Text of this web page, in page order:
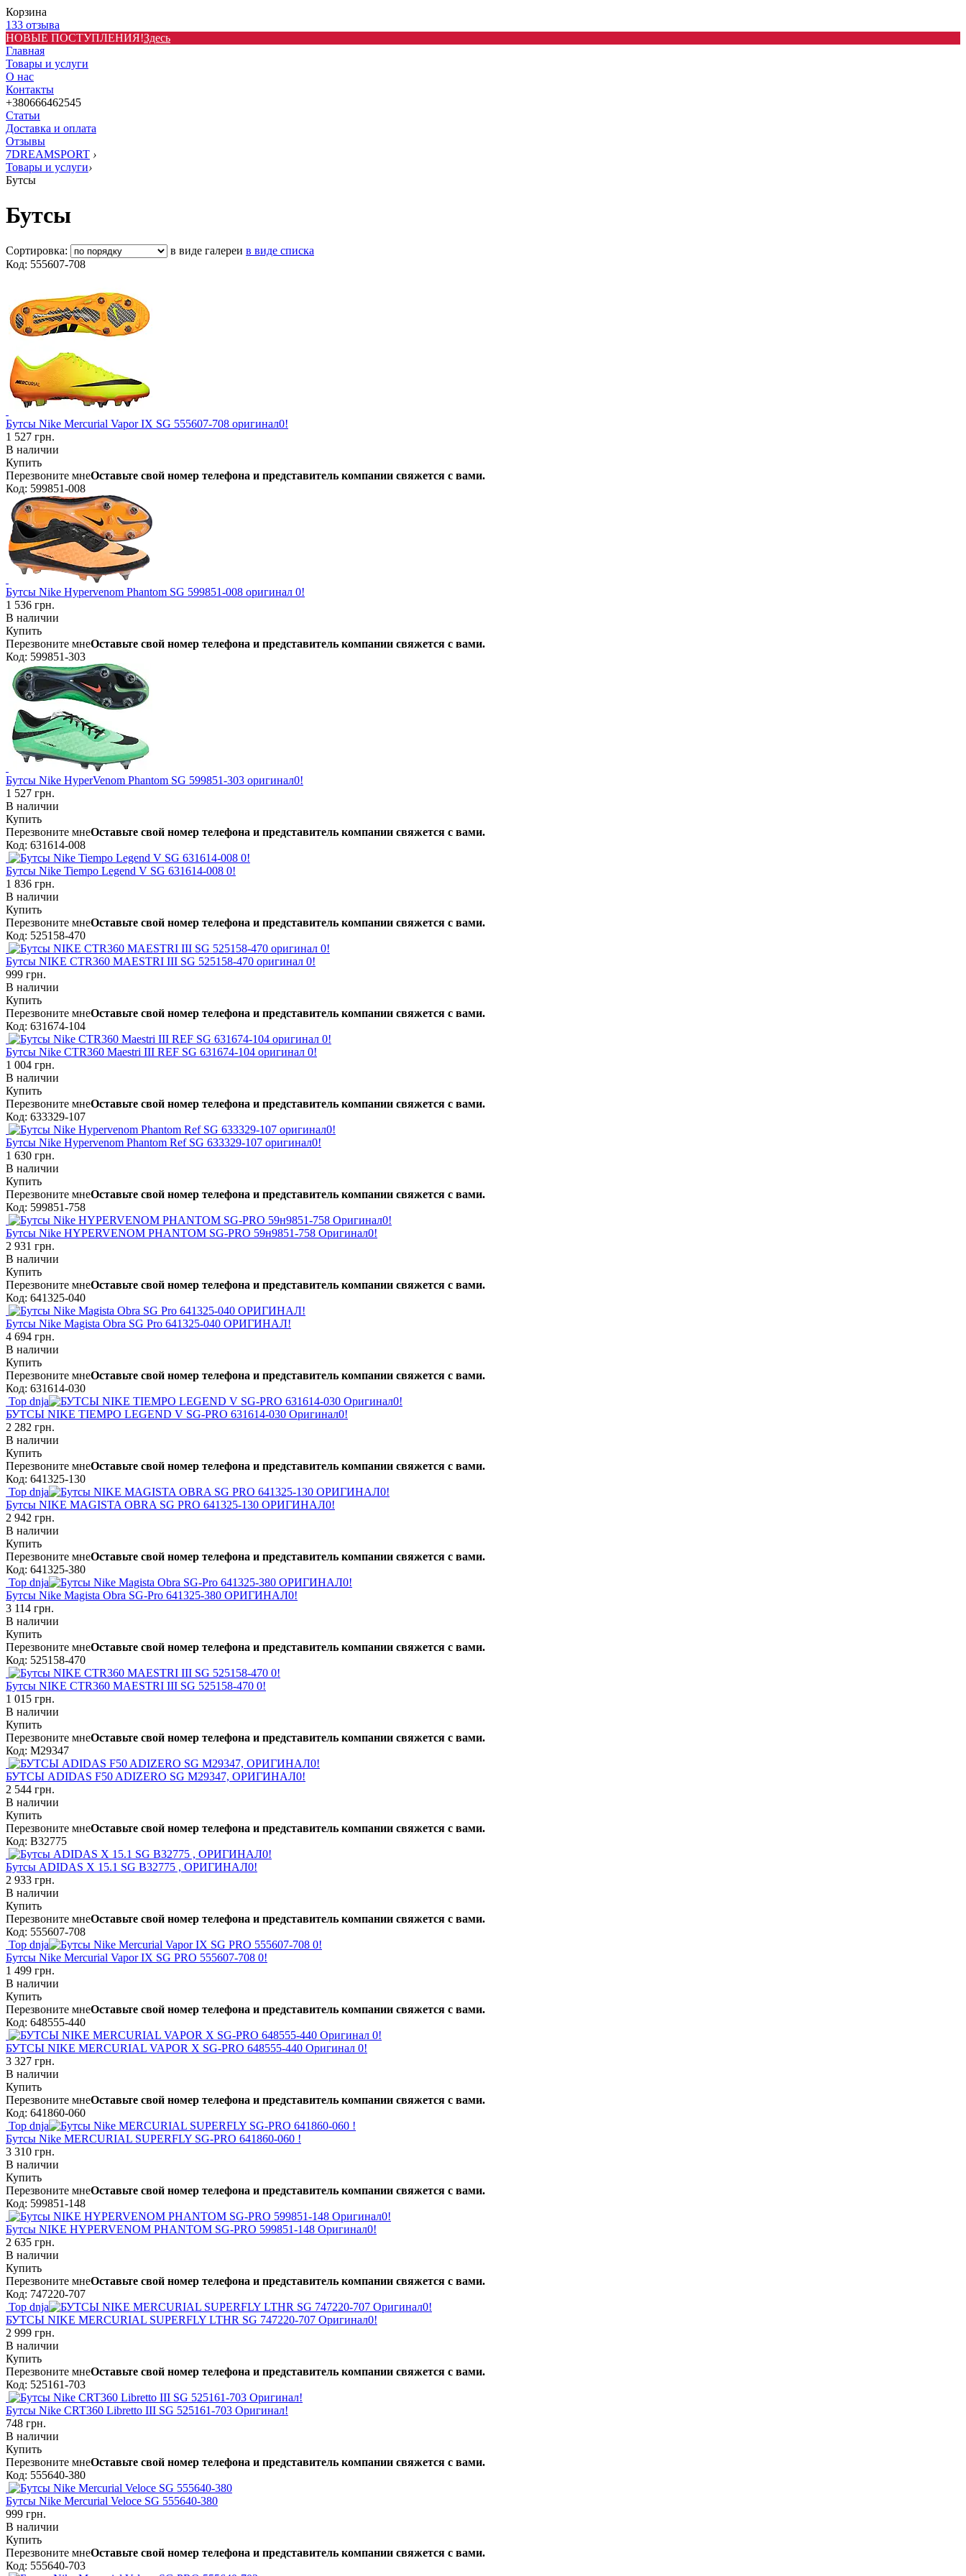
Корзина
133 отзыва
НОВЫЕ ПОСТУПЛЕНИЯ!Здесь
Главная
Товары и услуги
О нас
Контакты
+380666462545
Статьи
Доставка и оплата
Отзывы
7DREAMSPORT ›
Товары и услуги›
Бутсы
Бутсы
Сортировка: в виде галереи в виде списка
Код: 555607-708
Бутсы Nike Mercurial Vapor IX SG 555607-708 оригинал0!
1 527 грн.
В наличии
Купить
Перезвоните мнеОставьте свой номер телефона и представитель компании свяжется с вами.
Код: 599851-008
Бутсы Nike Hypervenom Phantom SG 599851-008 оригинал 0!
1 536 грн.
В наличии
Купить
Перезвоните мнеОставьте свой номер телефона и представитель компании свяжется с вами.
Код: 599851-303
Бутсы Nike HyperVenom Phantom SG 599851-303 оригинал0!
1 527 грн.
В наличии
Купить
Перезвоните мнеОставьте свой номер телефона и представитель компании свяжется с вами.
Код: 631614-008
Бутсы Nike Tiempo Legend V SG 631614-008 0!
1 836 грн.
В наличии
Купить
Перезвоните мнеОставьте свой номер телефона и представитель компании свяжется с вами.
Код: 525158-470
Бутсы NIKE CTR360 MAESTRI III SG 525158-470 оригинал 0!
999 грн.
В наличии
Купить
Перезвоните мнеОставьте свой номер телефона и представитель компании свяжется с вами.
Код: 631674-104
Бутсы Nike CTR360 Maestri III REF SG 631674-104 оригинал 0!
1 004 грн.
В наличии
Купить
Перезвоните мнеОставьте свой номер телефона и представитель компании свяжется с вами.
Код: 633329-107
Бутсы Nike Hypervenom Phantom Ref SG 633329-107 оригинал0!
1 630 грн.
В наличии
Купить
Перезвоните мнеОставьте свой номер телефона и представитель компании свяжется с вами.
Код: 599851-758
Бутсы Nike HYPERVENOM PHANTOM SG-PRO 59н9851-758 Оригинал0!
2 931 грн.
В наличии
Купить
Перезвоните мнеОставьте свой номер телефона и представитель компании свяжется с вами.
Код: 641325-040
Бутсы Nike Magista Obra SG Pro 641325-040 ОРИГИНАЛ!
4 694 грн.
В наличии
Купить
Перезвоните мнеОставьте свой номер телефона и представитель компании свяжется с вами.
Код: 631614-030
Top dnja
БУТСЫ NIKE TIEMPO LEGEND V SG-PRO 631614-030 Оригинал0!
2 282 грн.
В наличии
Купить
Перезвоните мнеОставьте свой номер телефона и представитель компании свяжется с вами.
Код: 641325-130
Top dnja
Бутсы NIKE MAGISTA OBRA SG PRO 641325-130 ОРИГИНАЛ0!
2 942 грн.
В наличии
Купить
Перезвоните мнеОставьте свой номер телефона и представитель компании свяжется с вами.
Код: 641325-380
Top dnja
Бутсы Nike Magista Obra SG-Pro 641325-380 ОРИГИНАЛ0!
3 114 грн.
В наличии
Купить
Перезвоните мнеОставьте свой номер телефона и представитель компании свяжется с вами.
Код: 525158-470
Бутсы NIKE CTR360 MAESTRI III SG 525158-470 0!
1 015 грн.
В наличии
Купить
Перезвоните мнеОставьте свой номер телефона и представитель компании свяжется с вами.
Код: M29347
БУТСЫ ADIDAS F50 ADIZERO SG M29347, ОРИГИНАЛ0!
2 544 грн.
В наличии
Купить
Перезвоните мнеОставьте свой номер телефона и представитель компании свяжется с вами.
Код: B32775
Бутсы ADIDAS X 15.1 SG B32775 , ОРИГИНАЛ0!
2 933 грн.
В наличии
Купить
Перезвоните мнеОставьте свой номер телефона и представитель компании свяжется с вами.
Код: 555607-708
Top dnja
Бутсы Nike Mercurial Vapor IX SG PRO 555607-708 0!
1 499 грн.
В наличии
Купить
Перезвоните мнеОставьте свой номер телефона и представитель компании свяжется с вами.
Код: 648555-440
БУТСЫ NIKE MERCURIAL VAPOR X SG-PRO 648555-440 Оригинал 0!
3 327 грн.
В наличии
Купить
Перезвоните мнеОставьте свой номер телефона и представитель компании свяжется с вами.
Код: 641860-060
Top dnja
Бутсы Nike MERCURIAL SUPERFLY SG-PRO 641860-060 !
3 310 грн.
В наличии
Купить
Перезвоните мнеОставьте свой номер телефона и представитель компании свяжется с вами.
Код: 599851-148
Бутсы NIKE HYPERVENOM PHANTOM SG-PRO 599851-148 Оригинал0!
2 635 грн.
В наличии
Купить
Перезвоните мнеОставьте свой номер телефона и представитель компании свяжется с вами.
Код: 747220-707
Top dnja
БУТСЫ NIKE MERCURIAL SUPERFLY LTHR SG 747220-707 Оригинал0!
2 999 грн.
В наличии
Купить
Перезвоните мнеОставьте свой номер телефона и представитель компании свяжется с вами.
Код: 525161-703
Бутсы Nike CRT360 Libretto III SG 525161-703 Оригинал!
748 грн.
В наличии
Купить
Перезвоните мнеОставьте свой номер телефона и представитель компании свяжется с вами.
Код: 555640-380
Бутсы Nike Mercurial Veloce SG 555640-380
999 грн.
В наличии
Купить
Перезвоните мнеОставьте свой номер телефона и представитель компании свяжется с вами.
Код: 555640-703